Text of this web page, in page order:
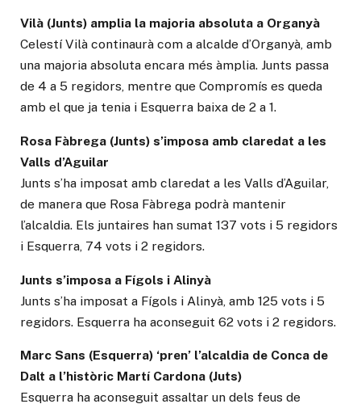
Vilà (Junts) amplia la majoria absoluta a Organyà
Celestí Vilà continaurà com a alcalde d’Organyà, amb
una majoria absoluta encara més àmplia. Junts passa
de 4 a 5 regidors, mentre que Compromís es queda
amb el que ja tenia i Esquerra baixa de 2 a 1.
Rosa Fàbrega (Junts) s’imposa amb claredat a les
Valls d’Aguilar
Junts s’ha imposat amb claredat a les Valls d’Aguilar,
de manera que Rosa Fàbrega podrà mantenir
l’alcaldia. Els juntaires han sumat 137 vots i 5 regidors
i Esquerra, 74 vots i 2 regidors.
Junts s’imposa a Fígols i Alinyà
Junts s’ha imposat a Fígols i Alinyà, amb 125 vots i 5
regidors. Esquerra ha aconseguit 62 vots i 2 regidors.
Marc Sans (Esquerra) ‘pren’ l’alcaldia de Conca de
Dalt a l’històric Martí Cardona (Juts)
Esquerra ha aconseguit assaltar un dels feus de